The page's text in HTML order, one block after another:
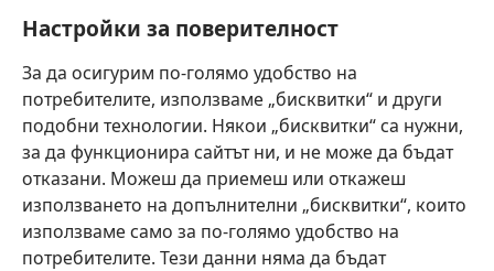
Настройки за поверителност
За да осигурим по-голямо удобство на
потребителите, използваме „бисквитки“ и други
подобни технологии. Някои „бисквитки“ са нужни,
за да функционира сайтът ни, и не може да бъдат
отказани. Можеш да приемеш или откажеш
използването на допълнителни „бисквитки“, които
използваме само за по-голямо удобство на
потребителите. Тези данни няма да бъдат
Дарения
нов
прозорец)ОНЛАЙН БИБЛИОТЕКА „Стражева кула“
(отваря
нов
прозорец)
JW Hub
(отваря
нов
прозорец)JW Library
Watchtower Library ®